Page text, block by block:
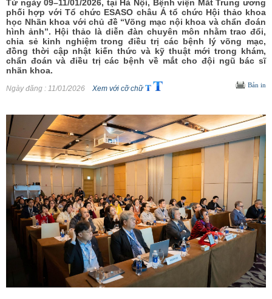
Từ ngày 09–11/01/2026, tại Hà Nội, Bệnh viện Mắt Trung ương
phối hợp với Tổ chức ESASO châu Á tổ chức Hội thảo khoa
học Nhãn khoa với chủ đề “Võng mạc nội khoa và chẩn đoán
hình ảnh”. Hội thảo là diễn đàn chuyên môn nhằm trao đổi,
chia sẻ kinh nghiệm trong điều trị các bệnh lý võng mạc,
đồng thời cập nhật kiến thức và kỹ thuật mới trong khám,
chẩn đoán và điều trị các bệnh về mắt cho đội ngũ bác sĩ
nhãn khoa.
Ngày đăng : 11/01/2026 Xem với cỡ chữ Bản in